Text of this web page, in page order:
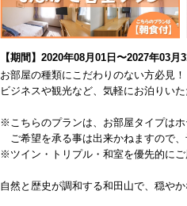
【期間】2020年08月01日〜2027年03月
お部屋の種類にこだわりのない方必見！
ビジネスや観光など、気軽にお泊りい
※こちらのプランは、お部屋タイプはホ
ご希望を承る事は出来かねますので、
※ツイン・トリプル・和室を優先的にご
自然と歴史が調和する和田山で、穏や